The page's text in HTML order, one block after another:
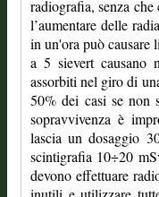
radiografia, senza
l’aumentare delle
in un'ora può causare
a 5 sievert causano
assorbiti nel giro di
50% dei casi se non
sopravvivenza è
lascia un dosaggio
scintigrafia 10÷20
devono effettuare